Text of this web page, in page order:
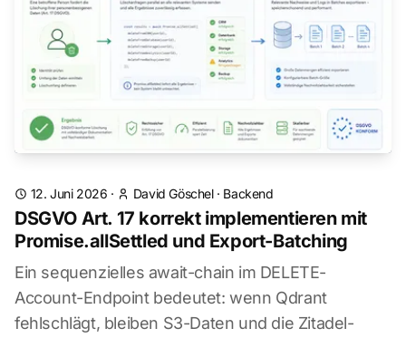
12. Juni 2026 · David Göschel· Backend
DSGVO Art. 17 korrekt implementieren mit
Promise.allSettled und Export-Batching
Ein sequenzielles await-chain im DELETE-
Account-Endpoint bedeutet: wenn Qdrant
fehlschlägt, bleiben S3-Daten und die Zitadel-